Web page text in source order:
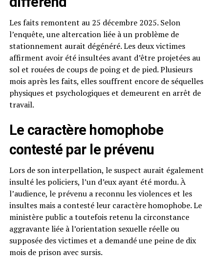
Les faits remontent au 25 décembre 2025. Selon
l’enquête, une altercation liée à un problème de
stationnement aurait dégénéré. Les deux victimes
affirment avoir été insultées avant d’être projetées au
sol et rouées de coups de poing et de pied. Plusieurs
mois après les faits, elles souffrent encore de séquelles
physiques et psychologiques et demeurent en arrêt de
travail.
Le caractère homophobe
contesté par le prévenu
Lors de son interpellation, le suspect aurait également
insulté les policiers, l’un d’eux ayant été mordu. À
l’audience, le prévenu a reconnu les violences et les
insultes mais a contesté leur caractère homophobe. Le
ministère public a toutefois retenu la circonstance
aggravante liée à l’orientation sexuelle réelle ou
supposée des victimes et a demandé une peine de dix
mois de prison avec sursis.